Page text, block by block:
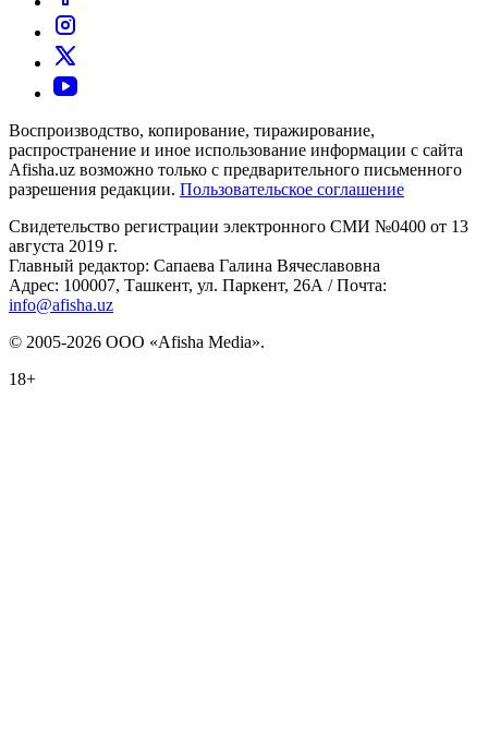
Воспроизводство, копирование, тиражирование,
распространение и иное использование информации с сайта
Afisha.uz возможно только с предварительного письменного
разрешения редакции. Пользовательское соглашение
Свидетельство регистрации электронного СМИ №0400 от 13
августа 2019 г.
Главный редактор: Сапаева Галина Вячеславовна
Адрес: 100007, Ташкент, ул. Паркент, 26А / Почта:
info@afisha.uz
© 2005-2026 ООО «Afisha Media».
18+